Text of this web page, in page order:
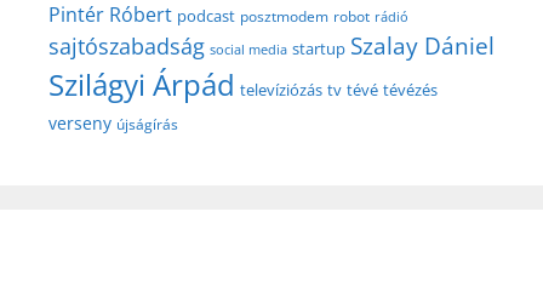
Pintér Róbert podcast posztmodem robot rádió
sajtószabadság social media startup Szalay Dániel
Szilágyi Árpád televíziózás tv tévé tévézés
verseny újságírás